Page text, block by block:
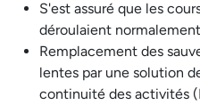
S'est assuré que les
déroulaient
Remplacement des
lentes par une solution
continuité des activités